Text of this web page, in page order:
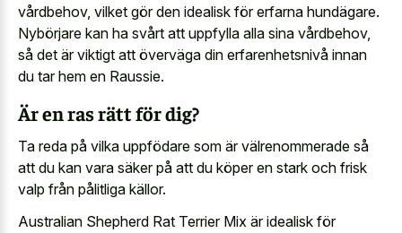
vårdbehov, vilket gör den idealisk för erfarna hundägare.
Nybörjare kan ha svårt att uppfylla alla sina vårdbehov,
så det är viktigt att överväga din erfarenhetsnivå innan
du tar hem en Raussie.
Är en ras rätt för dig?
Ta reda på vilka uppfödare som är välrenommerade så
att du kan vara säker på att du köper en stark och frisk
valp från pålitliga källor.
Australian Shepherd Rat Terrier Mix är idealisk för